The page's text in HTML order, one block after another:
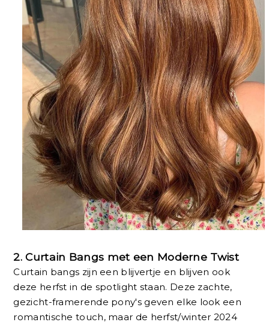
2.Curtain Bangs met een Moderne Twist
Curtain bangs zijn een blijvertje en blijven ook
deze herfst in de spotlight staan. Deze zachte,
gezicht-framerende pony's geven elke look een
romantische touch, maar de herfst/winter 2024